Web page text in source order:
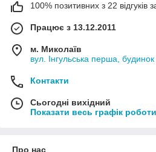
100% позитивних з 22 відгуків
Працює з 13.12.2011
м. Миколаїв
вул. Інгульська перша,
Контакти
Сьогодні вихідний
Показати весь графік роботи
Про нас